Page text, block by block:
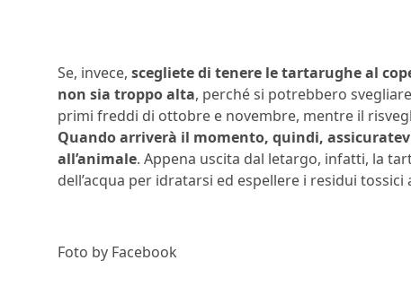
Se, invece, scegliete di tenere le tartarughe al
non sia troppo alta, perché si potrebbero
primi freddi di ottobre e novembre, mentre il
Quando arriverà il momento, quindi,
all’animale. Appena uscita dal letargo, infatti, la
dell’acqua per idratarsi ed espellere i residui tossici
Foto by Facebook